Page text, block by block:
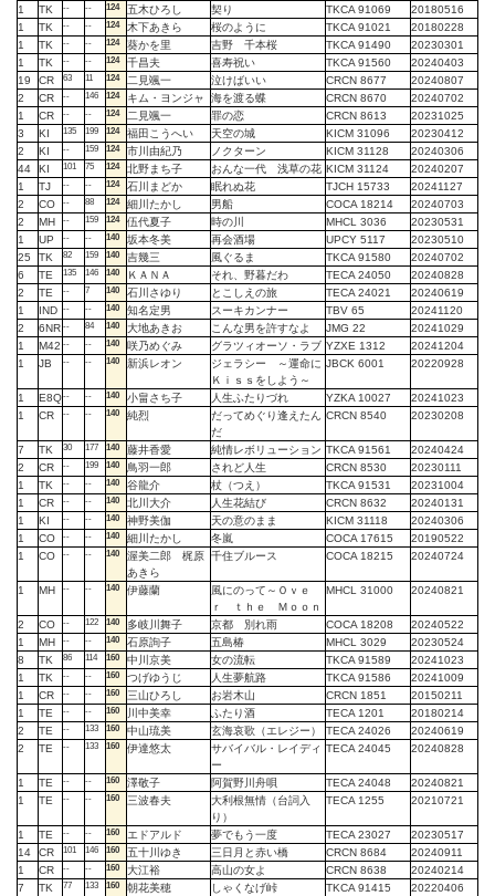
1
TK -- -- 124 五木ひろし 契り TKCA 91069
20180516
1
TK -- -- 124 木下あきら 桜のように TKCA 91021
20180228
1
TK -- -- 124 葵かを里 吉野 千本桜 TKCA 91490
20230301
1
TK -- -- 124 千昌夫 喜寿祝い TKCA 91560
20240403
19
CR 63 11 124 二見颯一 泣けばいい CRCN 8677
20240807
2
CR -- 146 124 キム・ヨンジャ 海を渡る蝶 CRCN 8670
20240702
1
CR -- -- 124 二見颯一 罪の恋 CRCN 8613
20231025
3
KI 135 199 124 福田こうへい 天空の城 KICM 31096
20230412
2
KI -- 159 124 市川由紀乃 ノクターン KICM 31128
20240306
44
KI 101 75 124 北野まち子 おんな一代 浅草の花 KICM 31124
20240207
1
TJ -- -- 124 石川まどか 眠れぬ花 TJCH 15733
20241127
2
CO -- 88 124 細川たかし 男船 COCA 18214
20240703
2
MH -- 159 124 伍代夏子 時の川 MHCL 3036
20230531
1
UP -- -- 140 坂本冬美 再会酒場 UPCY 5117
20230510
25
TK 82 159 140 吉幾三 風ぐるま TKCA 91580
20240702
6
TE 135 146 140 ＫＡＮＡ それ、野暮だわ TECA 24050
20240828
2
TE -- 7 140 石川さゆり とこしえの旅 TECA 24021
20240619
1
IND -- -- 140 知名定男 スーキカンナー TBV 65
20241120
2
6NR -- 84 140 大地あきお こんな男を許すなよ JMG 22
20241029
1
M42 -- -- 140 咲乃めぐみ グラツィオーソ・ラブ YZXE 1312
20241204
1
JB -- -- 140 新浜レオン
ジェラシー ～運命に
Ｋｉｓｓをしよう～
JBCK 6001 20220928
1 E8Q-- -- 140 小畠さち子 人生ふたりづれ YZKA 10027
20241023
1
CR -- -- 140 純烈
だってめぐり逢えたん
だ
CRCN 8540 20230208
7 TK 30 177 140 藤井香愛 純情レボリューション TKCA 91561
20240424
2
CR -- 199 140 鳥羽一郎 されど人生 CRCN 8530
20230111
1
TK -- -- 140 谷龍介 杖（つえ） TKCA 91531
20231004
1
CR -- -- 140 北川大介 人生花結び CRCN 8632
20240131
1
KI -- -- 140 神野美伽 天の意のまま KICM 31118
20240306
1
CO -- -- 140 細川たかし 冬嵐 COCA 17615
20190522
1
CO -- -- 140
渥美二郎 梶原
あきら
千住ブルース COCA 18215 20240724
1 MH -- -- 140 伊藤蘭
風にのって～Ｏｖｅ
ｒ ｔｈｅ Ｍｏｏｎ
MHCL 31000 20240821
2 CO -- 122 140 多岐川舞子 京都 別れ雨 COCA 18208
20240522
1
MH -- -- 140 石原詢子 五島椿 MHCL 3029
20230524
8
TK 86 114 160 中川京美 女の流転 TKCA 91589
20241023
1
TK -- -- 160 つげゆうじ 人生夢航路 TKCA 91586
20241009
1
CR -- -- 160 三山ひろし お岩木山 CRCN 1851
20150211
1
TE -- -- 160 川中美幸 ふたり酒 TECA 1201
20180214
2
TE -- 133 160 中山琉美 玄海哀歌（エレジー） TECA 24026
20240619
2
TE -- 133 160 伊達悠太
サバイバル・レイディ
ー
TECA 24045 20240828
1 TE -- -- 160 澤敬子 阿賀野川舟唄 TECA 24048
20240821
1
TE -- -- 160 三波春夫
大利根無情（台詞入
り）
TECA 1255 20210721
1 TE -- -- 160 エドアルド 夢でもう一度 TECA 23027
20230517
14
CR 101 146 160 五十川ゆき 三日月と赤い橋 CRCN 8684
20240911
1
CR -- -- 160 大江裕 高山の女よ CRCN 8638
20240214
7
TK 77 133 160 朝花美穂 しゃくなげ峠 TKCA 91415 20220406